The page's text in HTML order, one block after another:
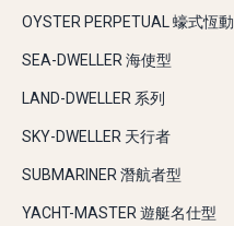
OYSTER PERPETUAL 蠔式恆動
SEA-DWELLER 海使型
LAND-DWELLER 系列
SKY-DWELLER 天行者
SUBMARINER 潛航者型
YACHT-MASTER 遊艇名仕型